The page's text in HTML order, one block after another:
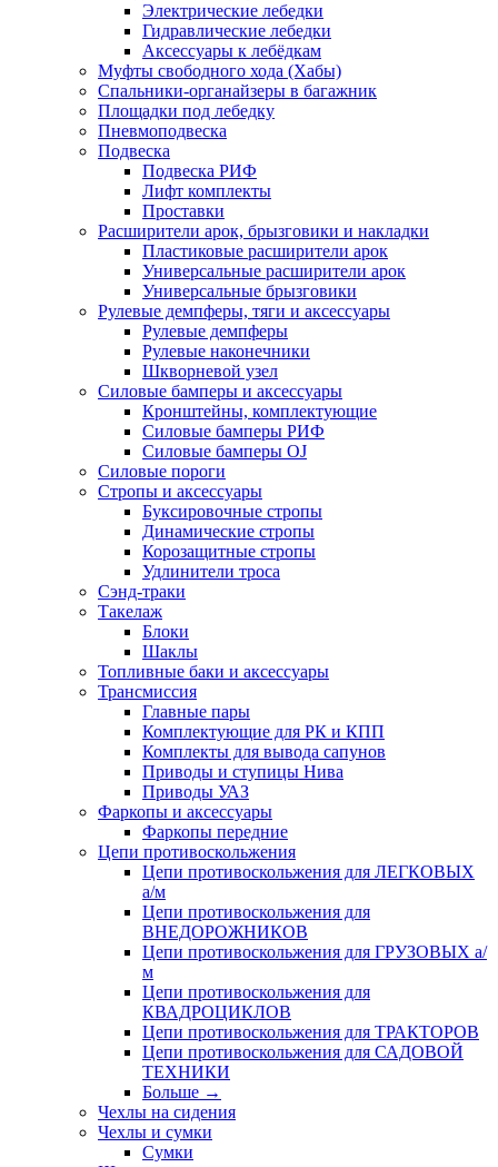
Электрические лебедки
Гидравлические лебедки
Аксессуары к лебёдкам
Муфты свободного хода (Хабы)
Спальники-органайзеры в багажник
Площадки под лебедку
Пневмоподвеска
Подвеска
Подвеска РИФ
Лифт комплекты
Проставки
Расширители арок, брызговики и накладки
Пластиковые расширители арок
Универсальные расширители арок
Универсальные брызговики
Рулевые демпферы, тяги и аксессуары
Рулевые демпферы
Рулевые наконечники
Шкворневой узел
Силовые бамперы и аксессуары
Кронштейны, комплектующие
Силовые бамперы РИФ
Силовые бамперы OJ
Силовые пороги
Стропы и аксессуары
Буксировочные стропы
Динамические стропы
Корозащитные стропы
Удлинители троса
Сэнд-траки
Такелаж
Блоки
Шаклы
Топливные баки и аксессуары
Трансмиссия
Главные пары
Комплектующие для РК и КПП
Комплекты для вывода сапунов
Приводы и ступицы Нива
Приводы УАЗ
Фаркопы и аксессуары
Фаркопы передние
Цепи противоскольжения
Цепи противоскольжения для ЛЕГКОВЫХ
а/м
Цепи противоскольжения для
ВНЕДОРОЖНИКОВ
Цепи противоскольжения для ГРУЗОВЫХ а/
м
Цепи противоскольжения для
КВАДРОЦИКЛОВ
Цепи противоскольжения для ТРАКТОРОВ
Цепи противоскольжения для САДОВОЙ
ТЕХНИКИ
Больше →
Чехлы на сидения
Чехлы и сумки
Сумки